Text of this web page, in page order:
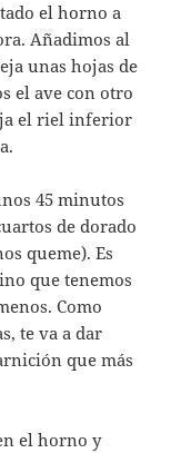
el horno a
Añadimos al
unas hojas de
el ave con otro
el riel inferior
45 minutos
de dorado
queme). Es
que tenemos
Como
te va a dar
que más
el horno y